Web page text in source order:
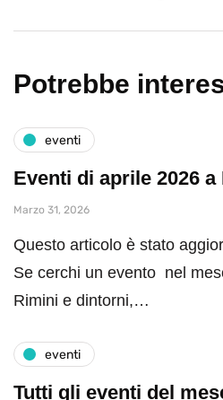
Potrebbe
eventi
Eventi di aprile 2026
Marzo 31, 2026
Questo articolo è stato
Se cerchi un evento nel
Rimini e dintorni,…
eventi
Tutti gli eventi del